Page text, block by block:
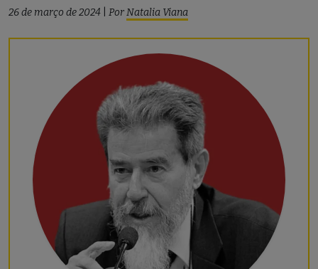
26 de março de 2024 PorNatalia Viana